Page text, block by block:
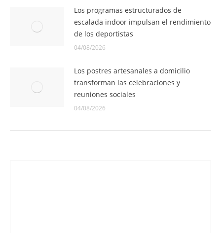
Los programas estructurados de
escalada indoor impulsan el rendimiento
de los deportistas
04/08/2026
Los postres artesanales a domicilio
transforman las celebraciones y
reuniones sociales
04/08/2026